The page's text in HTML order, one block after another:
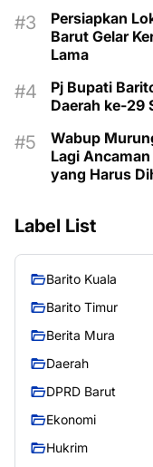
Persiapkan
Barut Gelar
Lama
Pj Bupati
Daerah ke-29
Wabup
Lagi
yang Harus
Label List
Barito Kuala
Barito Timur
Berita Mura
Daerah
DPRD Barut
Ekonomi
Hukrim